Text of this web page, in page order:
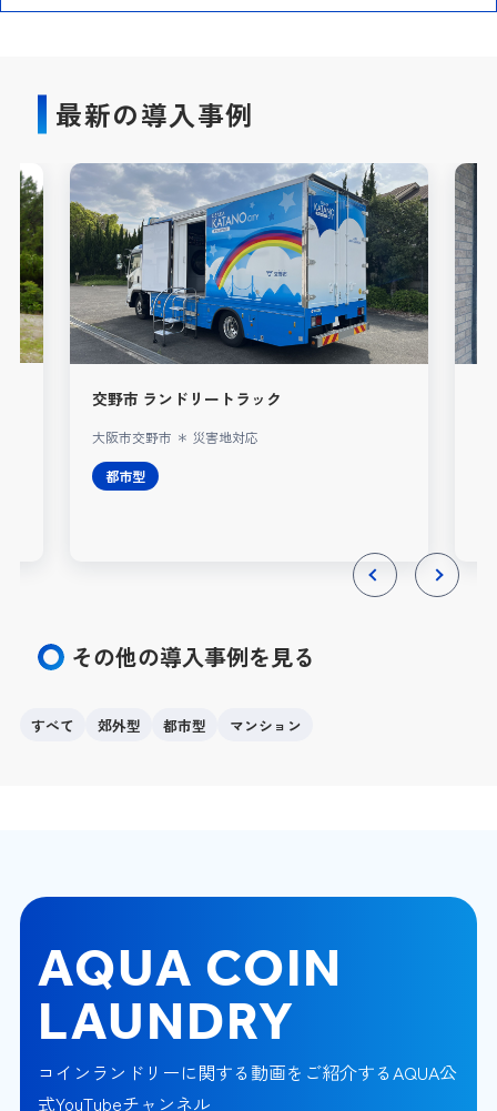
最新の導入事例
交野市 ランドリートラック
大阪市交野市 ＊ 災害地対応
都市型
その他の導入事例を見る
すべて 郊外型 都市型 マンション
AQUA COIN
LAUNDRY
コインランドリーに関する動画をご紹介するAQUA公
式YouTubeチャンネル